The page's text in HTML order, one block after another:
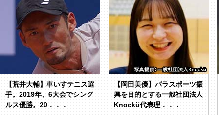
【荒井大輔】車いすテニス選
手。2019年、6大会でシング
ルス優勝。20．．．
【岡田美優】パラスポーツ振
興を目的とする一般社団法人
Knockü代表理．．．